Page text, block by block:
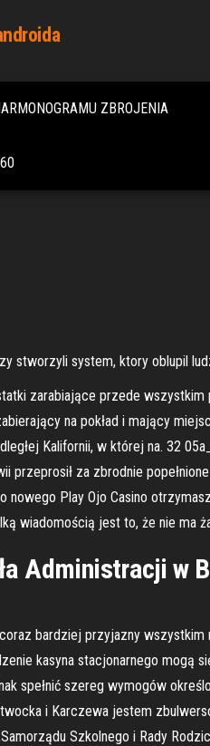
ZBROJENIA
stworzyli system, ktory oblupil
zarabiające przede
na pokład i mający
Kalifornii, w której na. 32
przeprosił za zbrodnie
Play Ojo Casino
wiadomością jest to, że nie ma
Administracji w
bardziej przyjazny
kasyna stacjonarnego mogą
spełnić szereg wymogów
i Karczewa jestem
Szkolnego i Rady